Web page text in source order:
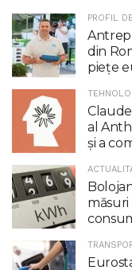
PROFIL
din
piețe
al
şi a